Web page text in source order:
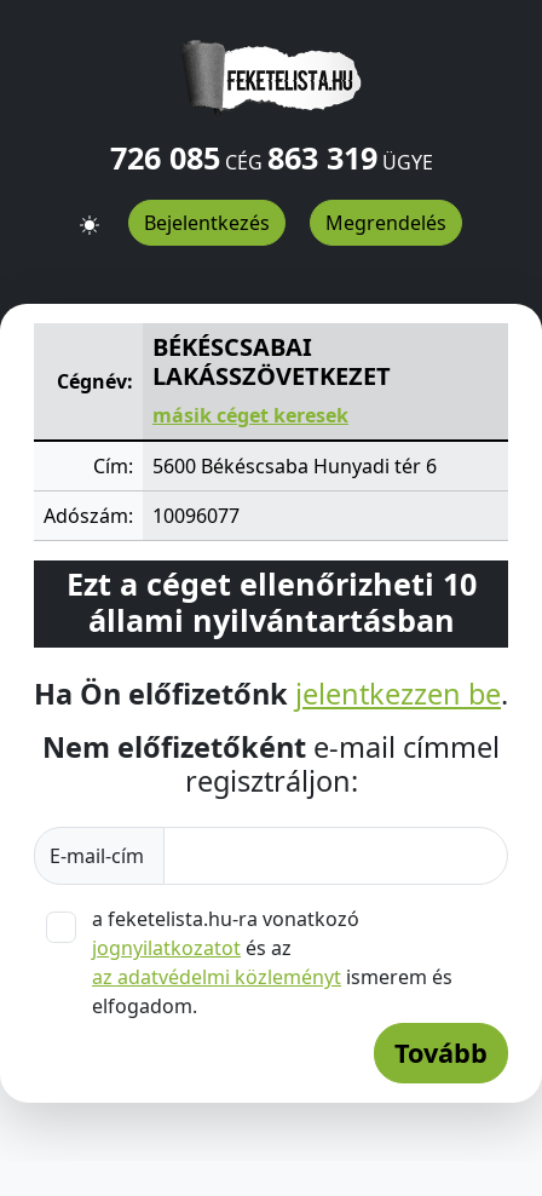
726 085CÉG 863 319ÜGYE
Bejelentkezés Megrendelés
BÉKÉSCSABAI LAKÁSSZÖVETKEZET
Cégnév:
BÉKÉSCSABAI
LAKÁSSZÖVETKEZET
másik céget keresek
Cím:
5600 Békéscsaba Hunyadi tér 6
Adószám:
10096077
Ezt a céget ellenőrizheti 10
állami nyilvántartásban
Ha Ön előfizetőnk jelentkezzen be.
Nem előfizetőként e-mail címmel
regisztráljon:
E-mail-cím
a feketelista.hu-ra vonatkozó
jognyilatkozatot és az
az adatvédelmi közleményt ismerem és
elfogadom.
Tovább